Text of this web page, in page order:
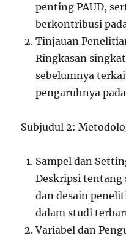
penting PAUD,
berkontribusi
Tinjauan
Ringkasan
sebelumnya
pengaruhnya
Subjudul 2:
Sampel dan
Deskripsi tentang
dan desain
dalam studi
Variabel dan